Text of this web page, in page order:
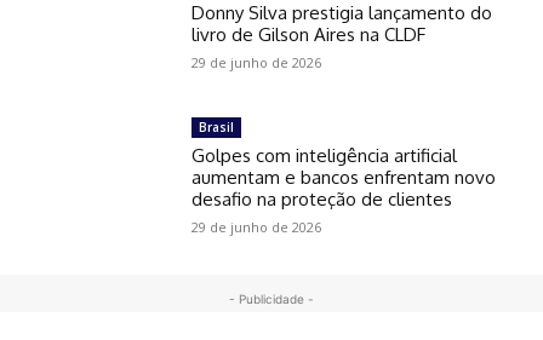
Donny Silva prestigia lançamento do
livro de Gilson Aires na CLDF
29 de junho de 2026
Brasil
Golpes com inteligência artificial
aumentam e bancos enfrentam novo
desafio na proteção de clientes
29 de junho de 2026
- Publicidade -